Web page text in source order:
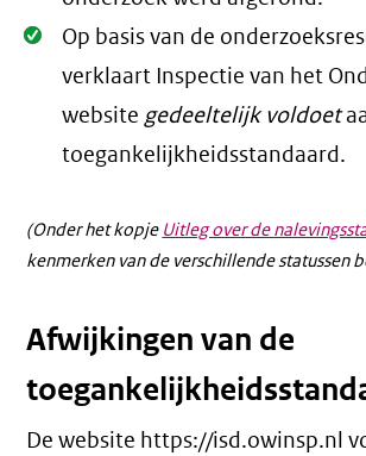
Oké.
Op basis van de
verklaart Inspectie van het
websitegedeeltelijk voldoet
toegankelijkheidsstandaard.
(Onder het kopje Uitleg over de
kenmerken van de verschillende statussen
Afwijkingen van de
De website https://isd.owinsp.nl